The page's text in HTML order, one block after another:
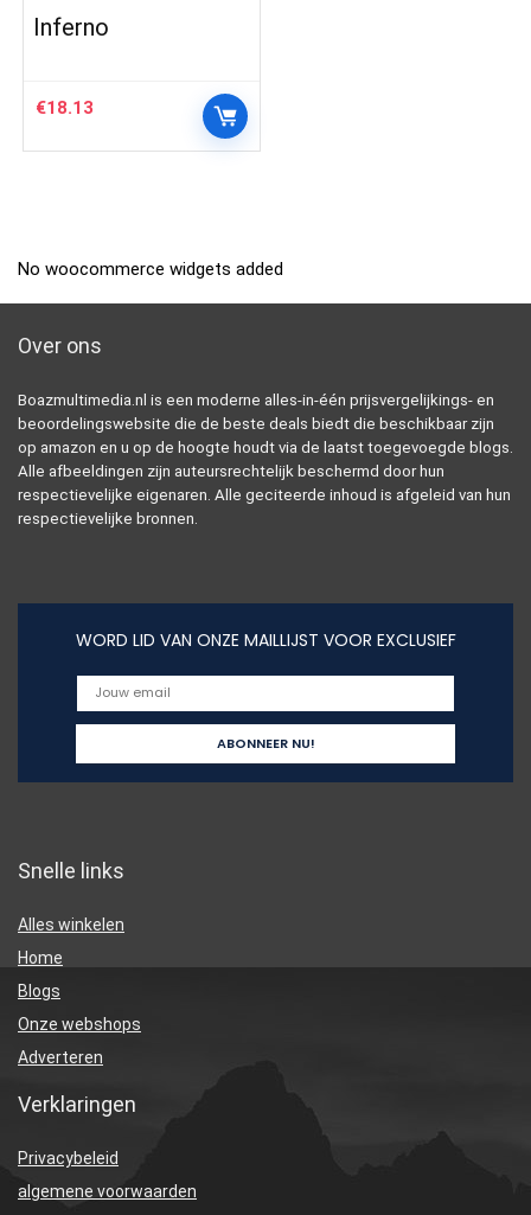
Inferno
€18.13
No woocommerce widgets added
Over ons
Boazmultimedia.nl is een moderne alles-in-één prijsvergelijkings- en
beoordelingswebsite die de beste deals biedt die beschikbaar zijn
op amazon en u op de hoogte houdt via de laatst toegevoegde blogs.
Alle afbeeldingen zijn auteursrechtelijk beschermd door hun
respectievelijke eigenaren. Alle geciteerde inhoud is afgeleid van hun
respectievelijke bronnen.
WORD LID VAN ONZE MAILLIJST VOOR EXCLUSIEF
Snelle links
Alles winkelen
Home
Blogs
Onze webshops
Adverteren
Verklaringen
Privacybeleid
algemene voorwaarden